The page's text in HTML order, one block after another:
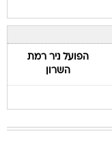
הפועל ניר רמת
השרון